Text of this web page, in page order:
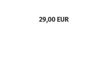
29,00 EUR